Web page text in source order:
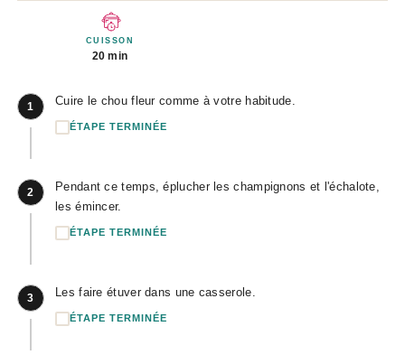
CUISSON
20 min
1 Cuire le chou fleur comme à votre habitude.
ÉTAPE TERMINÉE
2
Pendant ce temps, éplucher les champignons et l'échalote,
les émincer.
ÉTAPE TERMINÉE
3 Les faire étuver dans une casserole.
ÉTAPE TERMINÉE